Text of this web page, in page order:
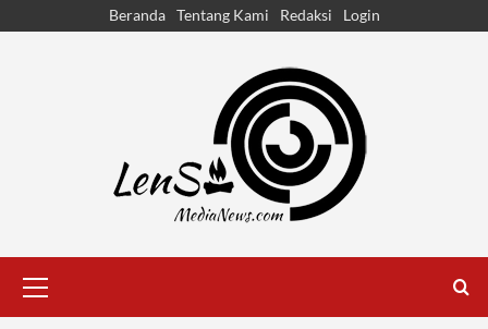
Beranda Tentang Kami Redaksi Login
Menu